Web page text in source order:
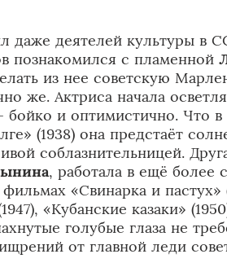
даже деятелей культуры в
познакомился с пламенной
из нее советскую
же. Актриса начала
бойко и оптимистично. Что
(1938) она предстаёт
соблазнительницей.
, работала в ещё более
«Свинарка и пастух»
«Кубанские казаки»
голубые глаза не
от главной леди